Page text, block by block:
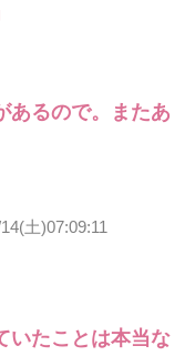
あるので。またあ
土)07:09:11
たことは本当な